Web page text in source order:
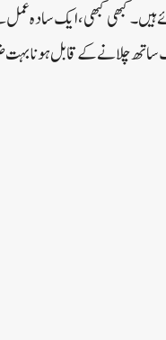
کبھی کبھی، ایک سادہ
ساتھ چلانے کے قابل ہونا